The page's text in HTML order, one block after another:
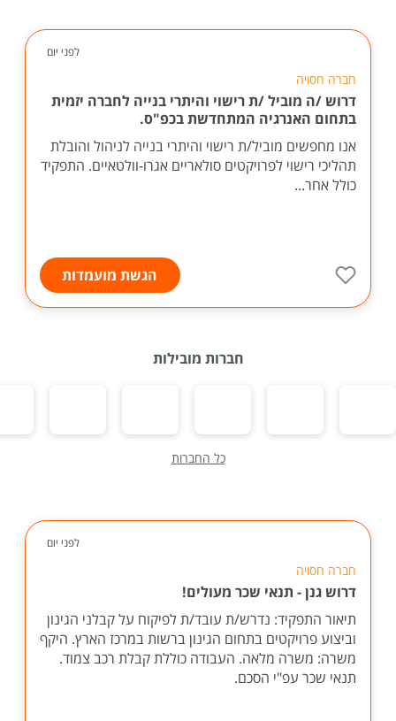
לפני יום
חברה חסויה
דרוש /ה מוביל /ת רישוי והיתרי בנייה לחברה יזמית
בתחום האנרגיה המתחדשת בכפ"ס.
אנו מחפשים מוביל/ת רישוי והיתרי בנייה לניהול והובלת
תהליכי רישוי לפרויקטים סולאריים אגרו-וולטאיים. התפקיד
כולל אחר...
הגשת מועמדות
חברות מובילות
כל החברות
לפני יום
חברה חסויה
דרוש גנן - תנאי שכר מעולים!
תיאור התפקיד: נדרש/ת עובד/ת לפיקוח על קבלני הגינון
וביצוע פרויקטים בתחום הגינון ברשות במרכז הארץ. היקף
משרה: משרה מלאה. העבודה כוללת קבלת רכב צמוד.
תנאי שכר עפ"י הסכם.